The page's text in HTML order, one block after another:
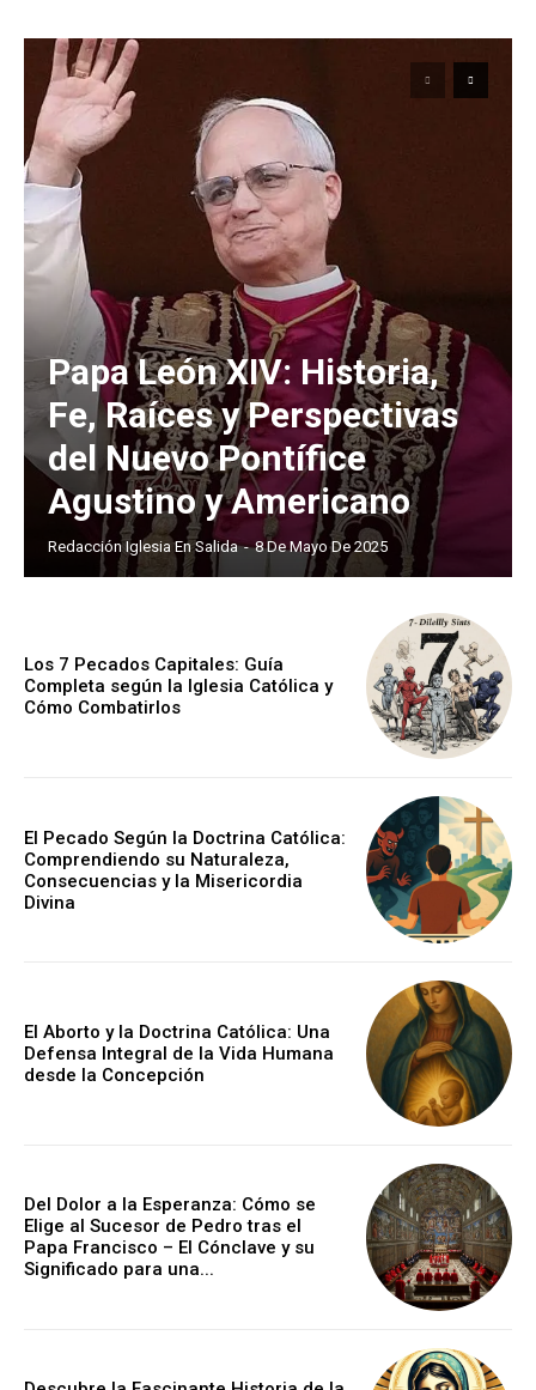
Papa León XIV: Historia,
Fe, Raíces y Perspectivas
del Nuevo Pontífice
Agustino y Americano
Redacción Iglesia En Salida - 8 De Mayo De 2025
Los 7 Pecados Capitales: Guía
Completa según la Iglesia Católica y
Cómo Combatirlos
El Pecado Según la Doctrina Católica:
Comprendiendo su Naturaleza,
Consecuencias y la Misericordia
Divina
El Aborto y la Doctrina Católica: Una
Defensa Integral de la Vida Humana
desde la Concepción
Del Dolor a la Esperanza: Cómo se
Elige al Sucesor de Pedro tras el
Papa Francisco – El Cónclave y su
Significado para una...